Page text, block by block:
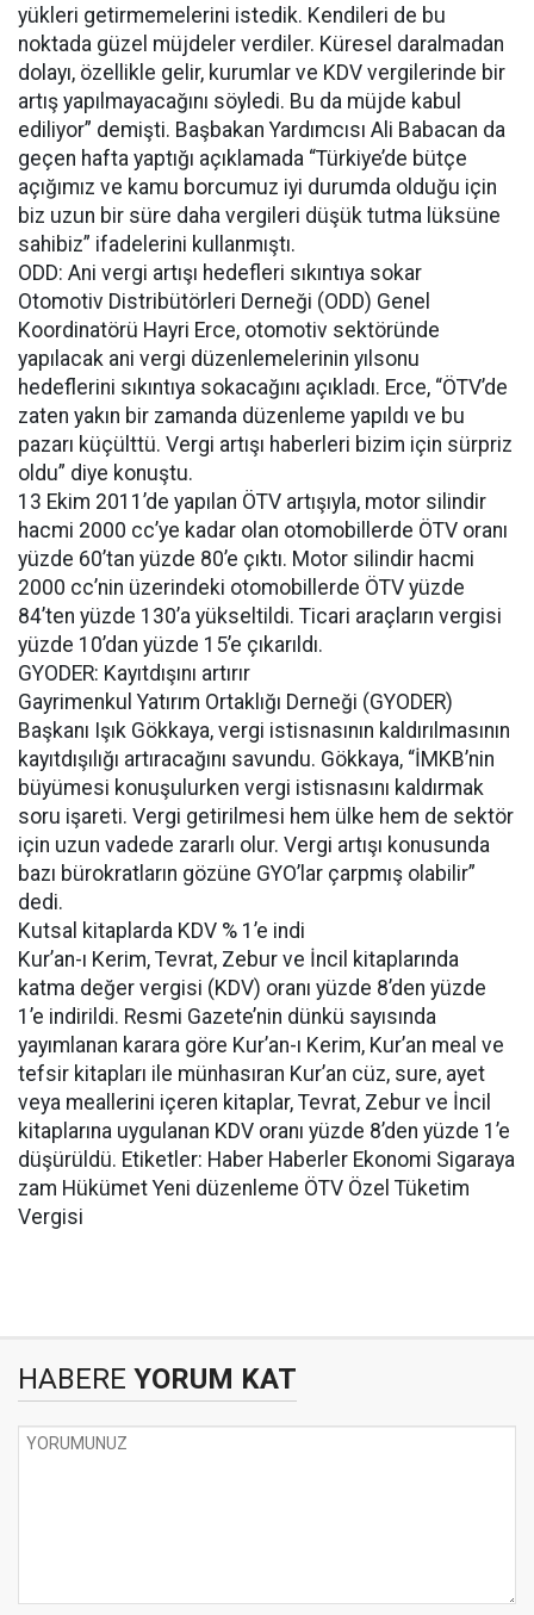
yükleri getirmemelerini istedik. Kendileri de bu
noktada güzel müjdeler verdiler. Küresel daralmadan
dolayı, özellikle gelir, kurumlar ve KDV vergilerinde bir
artış yapılmayacağını söyledi. Bu da müjde kabul
ediliyor” demişti. Başbakan Yardımcısı Ali Babacan da
geçen hafta yaptığı açıklamada “Türkiye’de bütçe
açığımız ve kamu borcumuz iyi durumda olduğu için
biz uzun bir süre daha vergileri düşük tutma lüksüne
sahibiz” ifadelerini kullanmıştı.
ODD: Ani vergi artışı hedefleri sıkıntıya sokar
Otomotiv Distribütörleri Derneği (ODD) Genel
Koordinatörü Hayri Erce, otomotiv sektöründe
yapılacak ani vergi düzenlemelerinin yılsonu
hedeflerini sıkıntıya sokacağını açıkladı. Erce, “ÖTV’de
zaten yakın bir zamanda düzenleme yapıldı ve bu
pazarı küçülttü. Vergi artışı haberleri bizim için sürpriz
oldu” diye konuştu.
13 Ekim 2011’de yapılan ÖTV artışıyla, motor silindir
hacmi 2000 cc’ye kadar olan otomobillerde ÖTV oranı
yüzde 60’tan yüzde 80’e çıktı. Motor silindir hacmi
2000 cc’nin üzerindeki otomobillerde ÖTV yüzde
84’ten yüzde 130’a yükseltildi. Ticari araçların vergisi
yüzde 10’dan yüzde 15’e çıkarıldı.
GYODER: Kayıtdışını artırır
Gayrimenkul Yatırım Ortaklığı Derneği (GYODER)
Başkanı Işık Gökkaya, vergi istisnasının kaldırılmasının
kayıtdışılığı artıracağını savundu. Gökkaya, “İMKB’nin
büyümesi konuşulurken vergi istisnasını kaldırmak
soru işareti. Vergi getirilmesi hem ülke hem de sektör
için uzun vadede zararlı olur. Vergi artışı konusunda
bazı bürokratların gözüne GYO’lar çarpmış olabilir”
dedi.
Kutsal kitaplarda KDV % 1’e indi
Kur’an-ı Kerim, Tevrat, Zebur ve İncil kitaplarında
katma değer vergisi (KDV) oranı yüzde 8’den yüzde
1’e indirildi. Resmi Gazete’nin dünkü sayısında
yayımlanan karara göre Kur’an-ı Kerim, Kur’an meal ve
tefsir kitapları ile münhasıran Kur’an cüz, sure, ayet
veya meallerini içeren kitaplar, Tevrat, Zebur ve İncil
kitaplarına uygulanan KDV oranı yüzde 8’den yüzde 1’e
düşürüldü. Etiketler: Haber Haberler Ekonomi Sigaraya
zam Hükümet Yeni düzenleme ÖTV Özel Tüketim
Vergisi
HABERE YORUM KAT